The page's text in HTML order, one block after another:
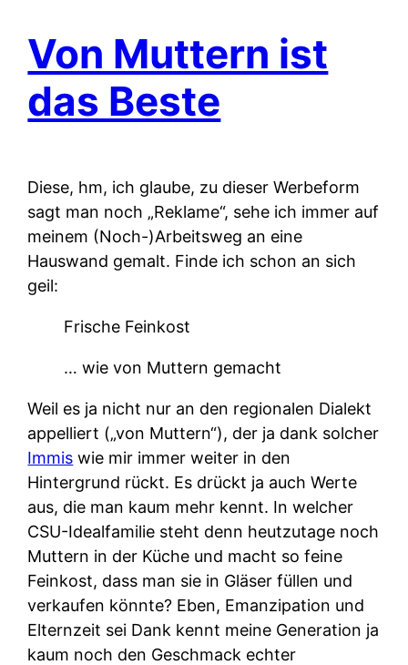
Von Muttern ist
das Beste
Diese, hm, ich glaube, zu dieser Werbeform
sagt man noch „Reklame“, sehe ich immer auf
meinem (Noch-)Arbeitsweg an eine
Hauswand gemalt. Finde ich schon an sich
geil:
Frische Feinkost
… wie von Muttern gemacht
Weil es ja nicht nur an den regionalen Dialekt
appelliert („von Muttern“), der ja dank solcher
Immis wie mir immer weiter in den
Hintergrund rückt. Es drückt ja auch Werte
aus, die man kaum mehr kennt. In welcher
CSU-Idealfamilie steht denn heutzutage noch
Muttern in der Küche und macht so feine
Feinkost, dass man sie in Gläser füllen und
verkaufen könnte? Eben, Emanzipation und
Elternzeit sei Dank kennt meine Generation ja
kaum noch den Geschmack echter